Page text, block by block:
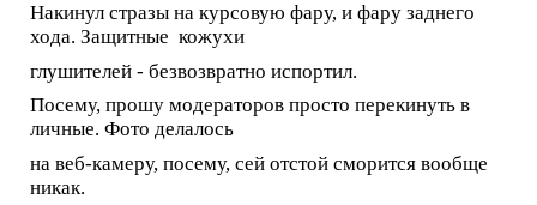
Накинул стразы на курсовую фару, и фару заднего
хода. Защитные кожухи
глушителей - безвозвратно испортил.
Посему, прошу модераторов просто перекинуть в
личные. Фото делалось
на веб-камеру, посему, сей отстой сморится вообще
никак.